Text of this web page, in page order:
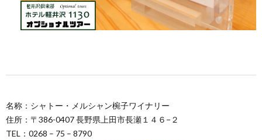
名称：シャトー・メルシャン椀子ワイナリー
住所：〒386-0407 長野県上田市長瀬１４６−２
TEL：0268 – 75 – 8790